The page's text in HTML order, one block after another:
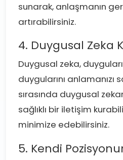
sunarak, anlaşmanın
artırabilirsiniz.
4. Duygusal Zeka
Duygusal zeka,
duygularını anlamanızı
sırasında duygusal
sağlıklı bir iletişim
minimize edebilirsiniz.
5. Kendi